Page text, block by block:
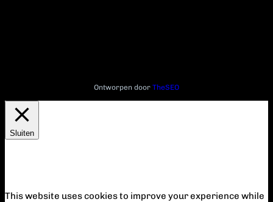
Ontworpen door TheSEO
Sluiten
This website uses cookies to improve your experience while